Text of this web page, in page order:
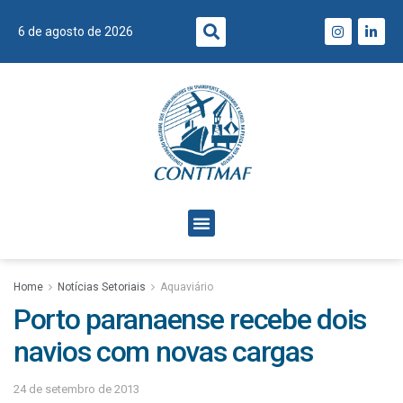
6 de agosto de 2026
Home Notícias Setoriais Aquaviário
Porto paranaense recebe dois
navios com novas cargas
24 de setembro de 2013